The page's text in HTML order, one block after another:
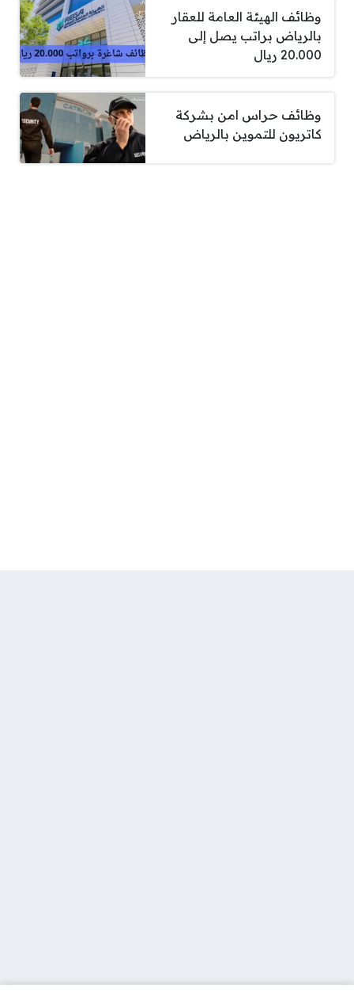
وظائف الهيئة العامة للعقار
بالرياض براتب يصل إلى
20.000 ريال
وظائف حراس امن بشركة
كاتريون للتموين بالرياض